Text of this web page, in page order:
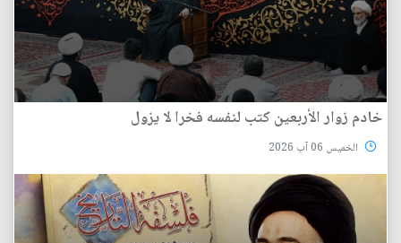
خادم زوار الأربعين كتب لنفسه فخرا لا يزول
الخميس 06 آب 2026